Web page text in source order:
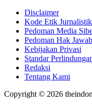
Disclaimer
Kode Etik Jurnalistik
Pedoman Media
Pedoman Hak Jawab
Kebijakan Privasi
Standar
Redaksi
Tentang Kami
Copyright © 2026